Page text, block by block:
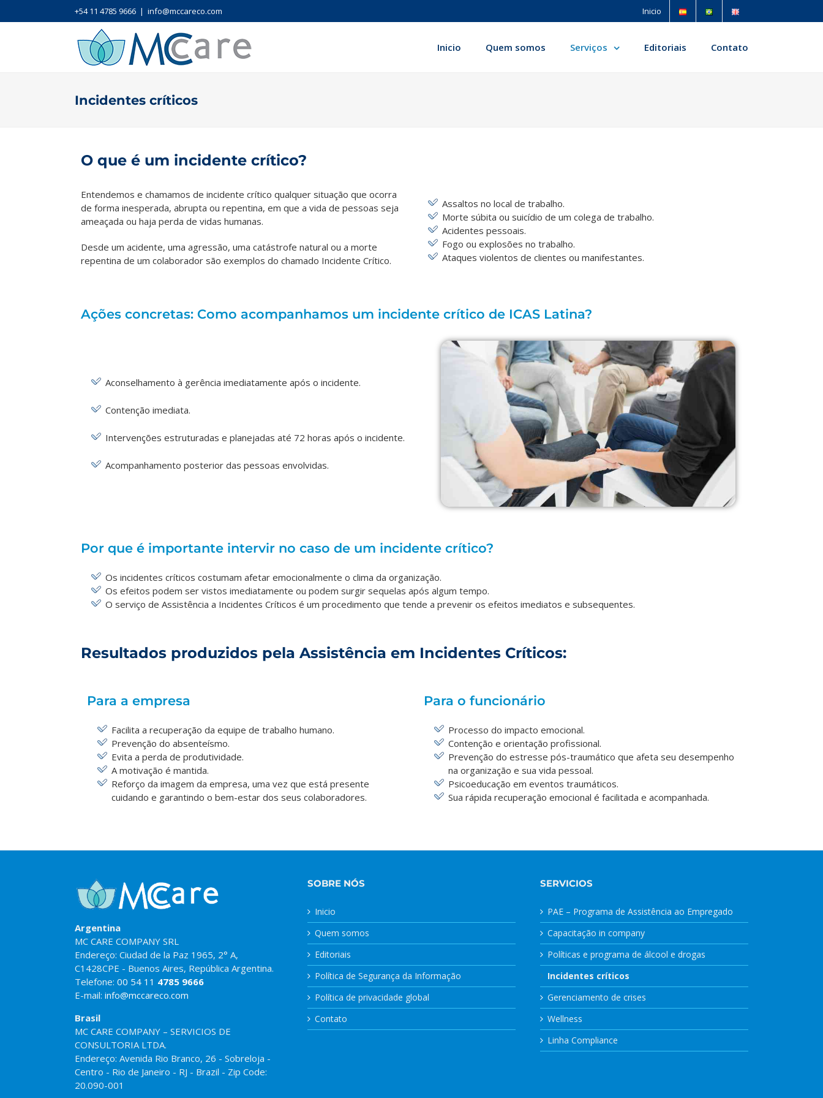
+54 11 4785 9666 | info@mccareco.com Inicio
Inicio Quem somos Serviços Editoriais Contato
Incidentes críticos
O que é um incidente crítico?
Entendemos e chamamos de incidente crítico qualquer situação que ocorra
de forma inesperada, abrupta ou repentina, em que a vida de pessoas seja
ameaçada ou haja perda de vidas humanas.
Desde um acidente, uma agressão, uma catástrofe natural ou a morte
repentina de um colaborador são exemplos do chamado Incidente Crítico.
Assaltos no local de trabalho.
Morte súbita ou suicídio de um colega de trabalho.
Acidentes pessoais.
Fogo ou explosões no trabalho.
Ataques violentos de clientes ou manifestantes.
Ações concretas: Como acompanhamos um incidente crítico de ICAS Latina?
Aconselhamento à gerência imediatamente após o incidente.
Contenção imediata.
Intervenções estruturadas e planejadas até 72 horas após o incidente.
Acompanhamento posterior das pessoas envolvidas.
Por que é importante intervir no caso de um incidente crítico?
Os incidentes críticos costumam afetar emocionalmente o clima da organização.
Os efeitos podem ser vistos imediatamente ou podem surgir sequelas após algum tempo.
O serviço de Assistência a Incidentes Críticos é um procedimento que tende a prevenir os efeitos imediatos e subsequentes.
Resultados produzidos pela Assistência em Incidentes Críticos:
Para a empresa
Facilita a recuperação da equipe de trabalho humano.
Prevenção do absenteísmo.
Evita a perda de produtividade.
A motivação é mantida.
Reforço da imagem da empresa, uma vez que está presente
cuidando e garantindo o bem-estar dos seus colaboradores.
Para o funcionário
Processo do impacto emocional.
Contenção e orientação profissional.
Prevenção do estresse pós-traumático que afeta seu desempenho
na organização e sua vida pessoal.
Psicoeducação em eventos traumáticos.
Sua rápida recuperação emocional é facilitada e acompanhada.
Argentina
MC CARE COMPANY SRL
Endereço: Ciudad de la Paz 1965, 2° A,
C1428CPE - Buenos Aires, República Argentina.
Telefone: 00 54 11 4785 9666
E-mail: info@mccareco.com
Brasil
MC CARE COMPANY – SERVICIOS DE
CONSULTORIA LTDA.
Endereço: Avenida Rio Branco, 26 - Sobreloja -
Centro - Rio de Janeiro - RJ - Brazil - Zip Code:
20.090-001
SOBRE NÓS
Inicio
Quem somos
Editoriais
Política de Segurança da Informação
Política de privacidade global
Contato
SERVICIOS
PAE – Programa de Assistência ao Empregado
Capacitação in company
Políticas e programa de álcool e drogas
Incidentes críticos
Gerenciamento de crises
Wellness
Linha Compliance